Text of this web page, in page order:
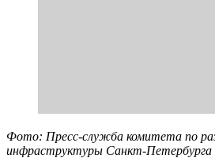
Фото: Пресс-служба комитета по
инфраструктуры Санкт-Петербурга